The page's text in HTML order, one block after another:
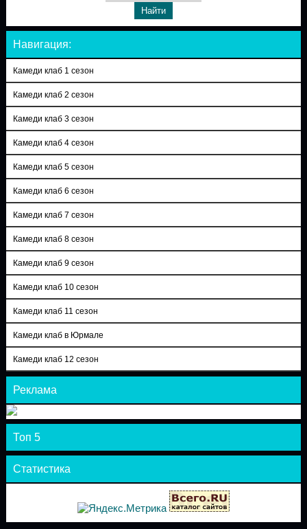
Навигация:
Камеди клаб 1 сезон
Камеди клаб 2 сезон
Камеди клаб 3 сезон
Камеди клаб 4 сезон
Камеди клаб 5 сезон
Камеди клаб 6 сезон
Камеди клаб 7 сезон
Камеди клаб 8 сезон
Камеди клаб 9 сезон
Камеди клаб 10 сезон
Камеди клаб 11 сезон
Камеди клаб в Юрмале
Камеди клаб 12 сезон
Реклама
Топ 5
Статистика